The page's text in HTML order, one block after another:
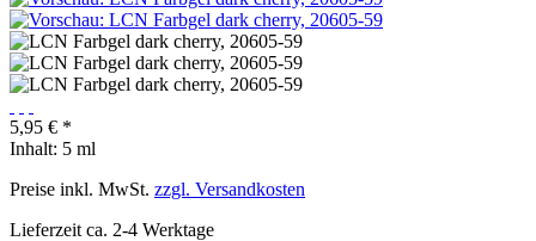
5,95 € *
Inhalt: 5 ml
Preise inkl. MwSt. zzgl. Versandkosten
Lieferzeit ca. 2-4 Werktage